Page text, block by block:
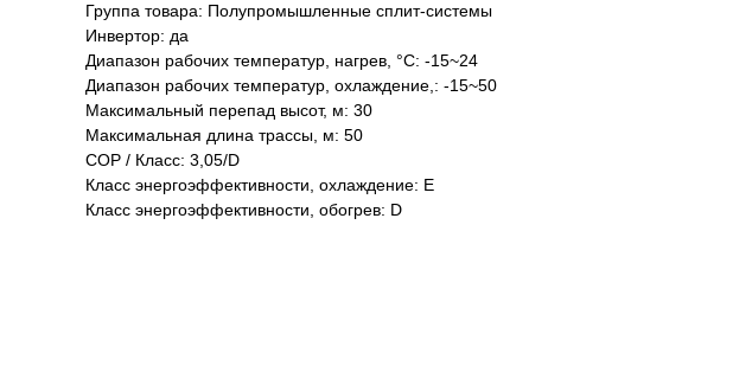
Группа товара: Полупромышленные сплит-системы
Инвертор: да
Диапазон рабочих температур, нагрев, °C: -15~24
Диапазон рабочих температур, охлаждение,: -15~50
Максимальный перепад высот, м: 30
Максимальная длина трассы, м: 50
COP / Класс: 3,05/D
Класс энергоэффективности, охлаждение: E
Класс энергоэффективности, обогрев: D